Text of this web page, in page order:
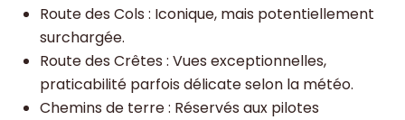
Route des Cols : Iconique, mais potentiellement
surchargée.
Route des Crêtes : Vues exceptionnelles,
praticabilité parfois délicate selon la météo.
Chemins de terre : Réservés aux pilotes